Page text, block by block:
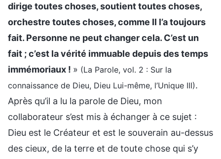
dirige toutes choses, soutient toutes choses,
orchestre toutes choses, comme Il l’a toujours
fait. Personne ne peut changer cela. C’est un
fait ; c’est la vérité immuable depuis des temps
immémoriaux ! » (La Parole, vol. 2 : Sur la
connaissance de Dieu, Dieu Lui-même, l’Unique III).
Après qu’il a lu la parole de Dieu, mon
collaborateur s’est mis à échanger à ce sujet :
Dieu est le Créateur et est le souverain au-dessus
des cieux, de la terre et de toute chose qui s’y